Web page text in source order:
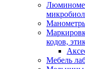
кодов,
Мебель